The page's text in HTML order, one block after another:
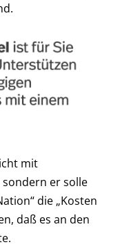
mit
sondern er solle
die „Kosten
daß es an den